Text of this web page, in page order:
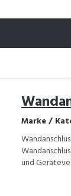
Marke /
und